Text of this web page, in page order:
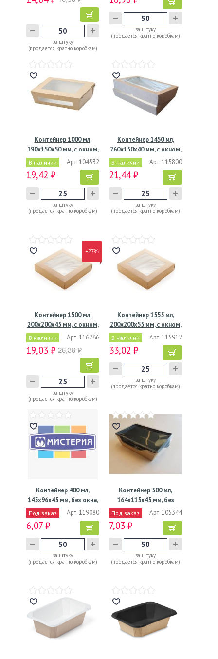
за штуку
(продается кратно коробкам)
за штуку
(продается кратно коробкам)
Контейнер 1000 мл,
190х150х50 мм, с окном,
В наличии Арт: 104532
19,42 ₽
за штуку
(продается кратно коробкам)
Контейнер 1450 мл,
260х150х40 мм, с окном,
В наличии Арт: 115800
21,44 ₽
за штуку
(продается кратно коробкам)
−27%
Контейнер 1500 мл,
200х200х45 мм, с окном,
В наличии Арт: 116266
19,03 ₽ 26,38 ₽
за штуку
(продается кратно коробкам)
Контейнер 1555 мл,
200х200х55 мм, с окном,
В наличии Арт: 115912
33,02 ₽
за штуку
(продается кратно коробкам)
Контейнер 400 мл,
145х96х45 мм, без окна,
Под заказ Арт: 119080
6,07 ₽
за штуку
(продается кратно коробкам)
Контейнер 500 мл,
164х115х45 мм, без
окна,…
Под заказ Арт: 105344
7,03 ₽
за штуку
(продается кратно коробкам)